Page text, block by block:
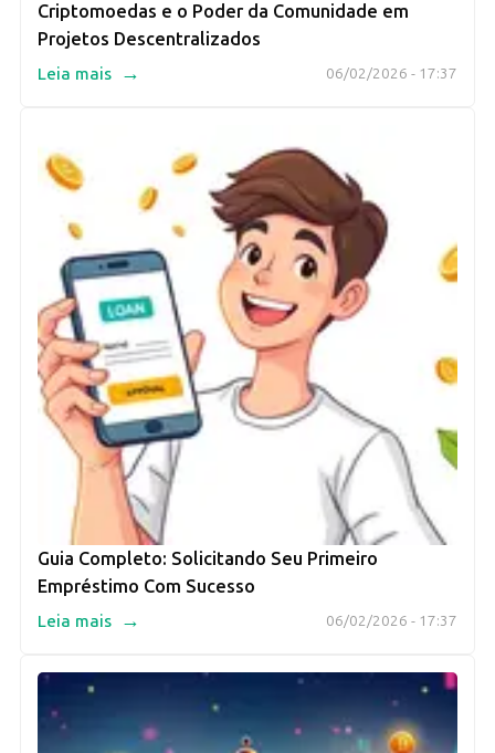
Criptomoedas e o Poder da Comunidade em
Projetos Descentralizados
06/02/2026 - 17:37
Leia mais →
Guia Completo: Solicitando Seu Primeiro
Empréstimo Com Sucesso
06/02/2026 - 17:37
Leia mais →